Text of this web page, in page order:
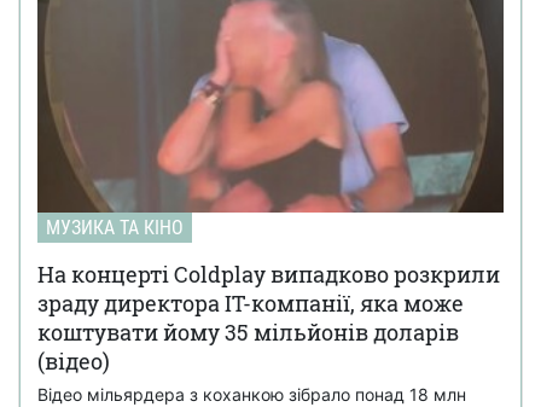
МУЗИКА ТА КІНО
На концерті Coldplay випадково розкрили
зраду директора IT-компанії, яка може
коштувати йому 35 мільйонів доларів
(відео)
Відео мільярдера з коханкою зібрало понад 18 млн